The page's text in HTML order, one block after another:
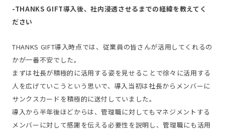
-THANKS GIFT導入後、社内浸透させるまでの経緯を教えてく
ださい
THANKS GIFT導入時点では、従業員の皆さんが活用してくれるの
かが一番不安でした。
まずは社長が積極的に活用する姿を見せることで徐々に活用する
人を広げていこうという思いで、導入当初は社長からメンバーに
サンクスカードを積極的に送付していました。
導入から半年後ほどからは、管理職に対してもマネジメントする
メンバーに対して感謝を伝える必要性を説明し、管理職にも活用